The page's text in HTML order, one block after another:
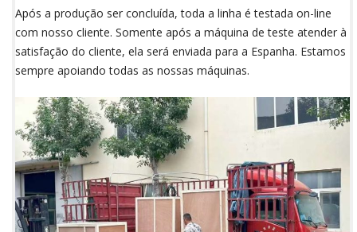
Após a produção ser concluída, toda a linha é testada on-line
com nosso cliente. Somente após a máquina de teste atender à
satisfação do cliente, ela será enviada para a Espanha. Estamos
sempre apoiando todas as nossas máquinas.